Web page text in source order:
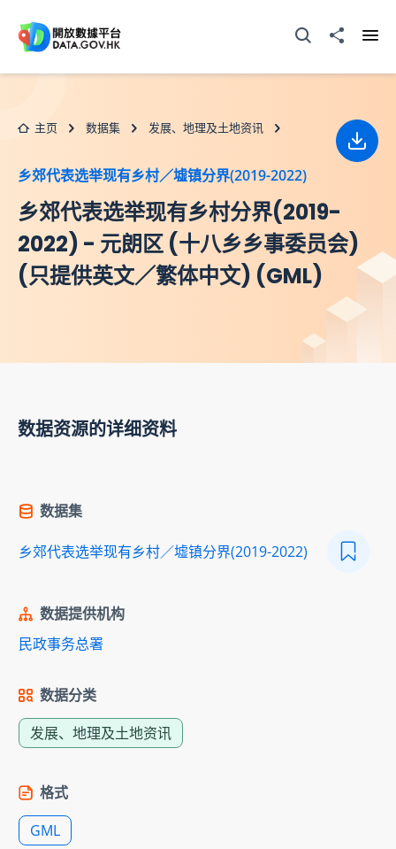
打开搜寻器分享至
主页 数据集 发展、地理及土地资讯
乡郊代表选举现有乡村／墟镇分界(2019-2022)
乡郊代表选举现有乡村分界(2019-
2022) - 元朗区 (十八乡乡事委员会)
(只提供英文／繁体中文) (GML)
下载
数据资源的详细资料
数据集
乡郊代表选举现有乡村／墟镇分界(2019-2022)
数据提供机构
民政事务总署
数据分类
发展、地理及土地资讯
格式
GML